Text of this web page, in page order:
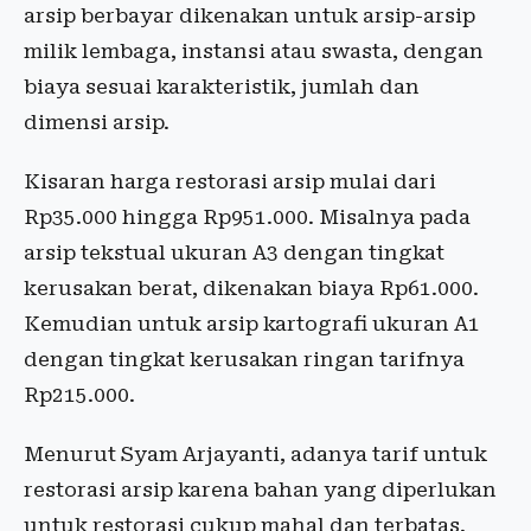
arsip berbayar dikenakan untuk arsip-arsip
milik lembaga, instansi atau swasta, dengan
biaya sesuai karakteristik, jumlah dan
dimensi arsip.
Kisaran harga restorasi arsip mulai dari
Rp35.000 hingga Rp951.000. Misalnya pada
arsip tekstual ukuran A3 dengan tingkat
kerusakan berat, dikenakan biaya Rp61.000.
Kemudian untuk arsip kartografi ukuran A1
dengan tingkat kerusakan ringan tarifnya
Rp215.000.
Menurut Syam Arjayanti, adanya tarif untuk
restorasi arsip karena bahan yang diperlukan
untuk restorasi cukup mahal dan terbatas.